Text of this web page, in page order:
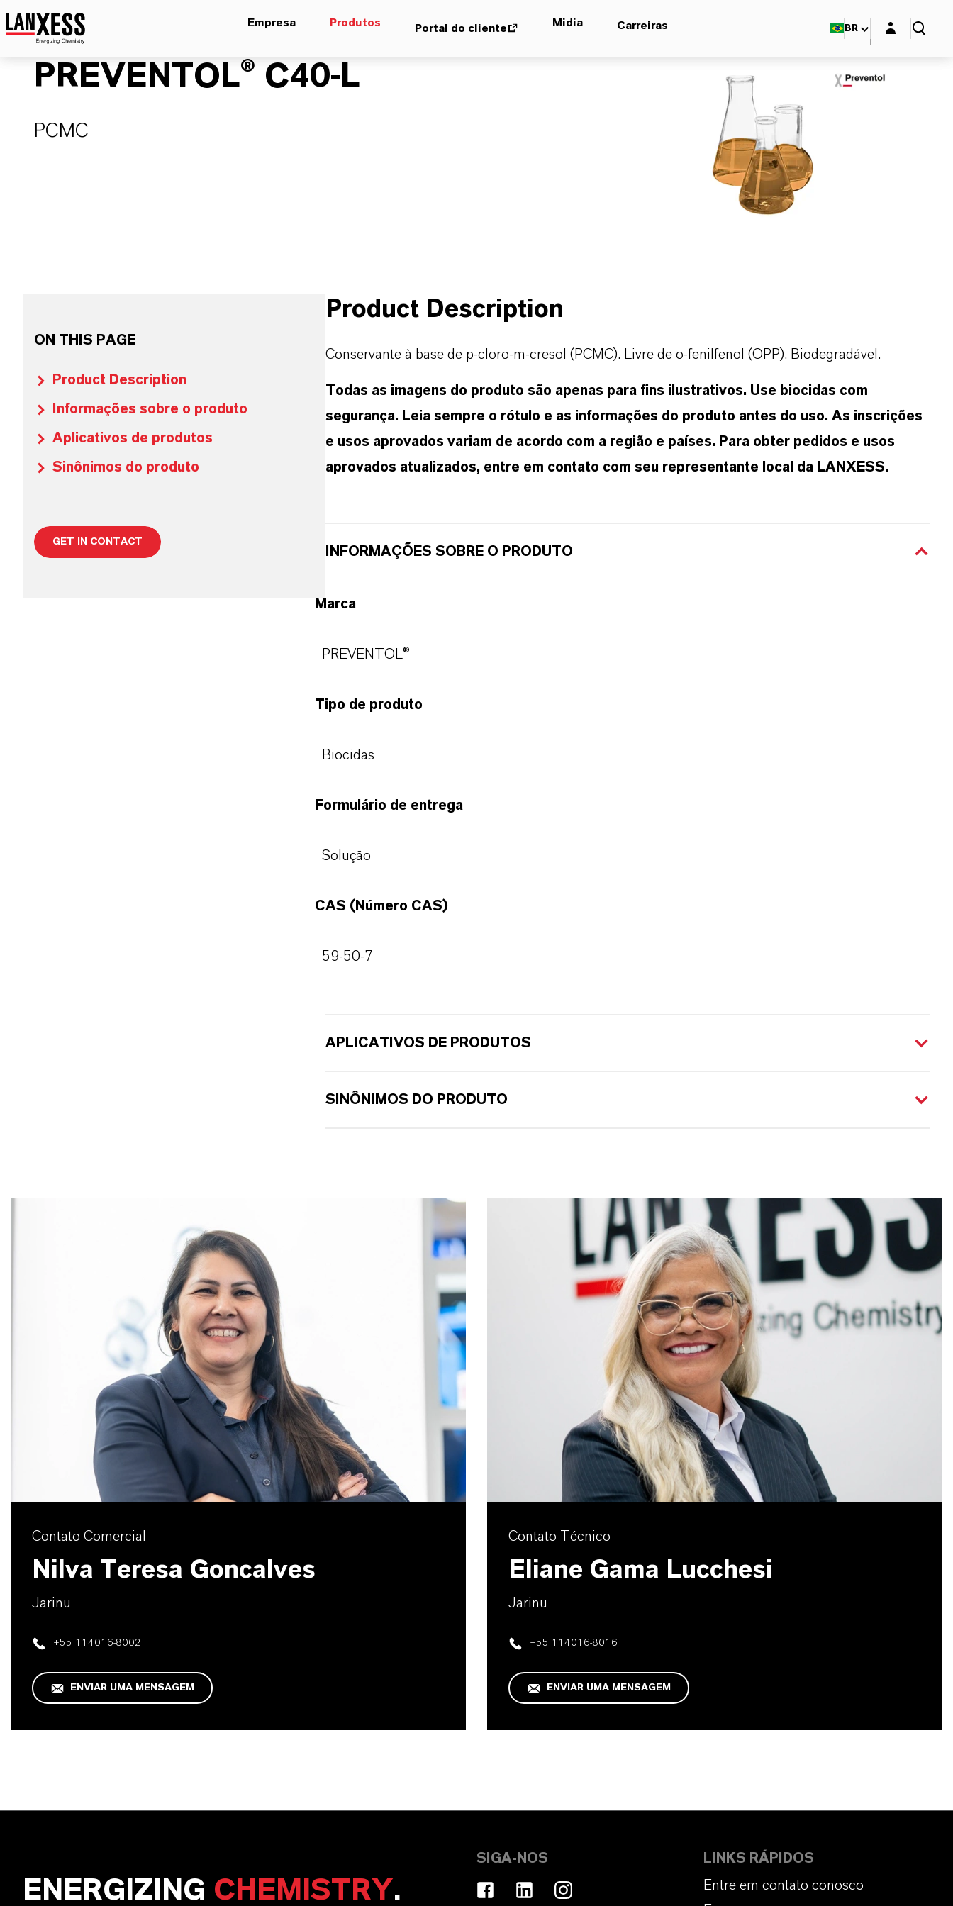
Empresa Produtos Portal do cliente Midia Carreiras BR Login layer
PREVENTOL® C40-L
PCMC
ON THIS PAGE
Product Description
Informações sobre o produto
Aplicativos de produtos
Sinônimos do produto
GET IN CONTACT
Product Description
Conservante à base de p-cloro-m-cresol (PCMC). Livre de o-fenilfenol (OPP). Biodegradável.
Todas as imagens do produto são apenas para fins ilustrativos. Use biocidas com
segurança. Leia sempre o rótulo e as informações do produto antes do uso. As inscrições
e usos aprovados variam de acordo com a região e países. Para obter pedidos e usos
aprovados atualizados, entre em contato com seu representante local da LANXESS.
INFORMAÇÕES SOBRE O PRODUTO
Marca
PREVENTOL®
Tipo de produto
Biocidas
Formulário de entrega
Solução
CAS (Número CAS)
59-50-7
APLICATIVOS DE PRODUTOS
SINÔNIMOS DO PRODUTO
Contato Comercial
Nilva Teresa Goncalves
Jarinu
+55 114016-8002
ENVIAR UMA MENSAGEM
Contato Técnico
Eliane Gama Lucchesi
Jarinu
+55 114016-8016
ENVIAR UMA MENSAGEM
ENERGIZING CHEMISTRY.
SIGA-NOS
LINKS RÁPIDOS
Entre em contato conosco